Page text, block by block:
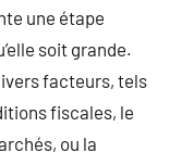
une étape
soit grande.
facteurs, tels
fiscales, le
ou la